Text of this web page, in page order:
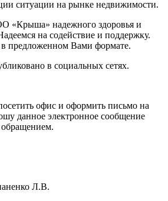
ситуации на рынке недвижимости.
«Крыша» надежного здоровья и
на содействие и поддержку.
предложенном Вами формате.
в социальных сетях.
офис и оформить письмо на
данное электронное сообщение
Л.В.